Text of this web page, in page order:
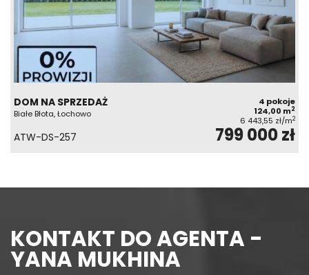
DOM NA SPRZEDAŻ
Białe Błota, Łochowo
4 pokoje
124,00 m2
6 443,55 zł/m2
ATW-DS-257 799 000 zł
KONTAKT DO AGENTA -
YANA MUKHINA